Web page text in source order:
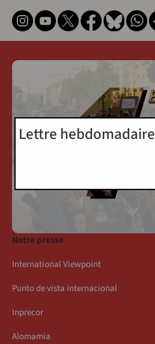
Lettre hebdomadaire
Notre presse
International Viewpoint
Punto de vista internacional
Inprecor
Alomamia